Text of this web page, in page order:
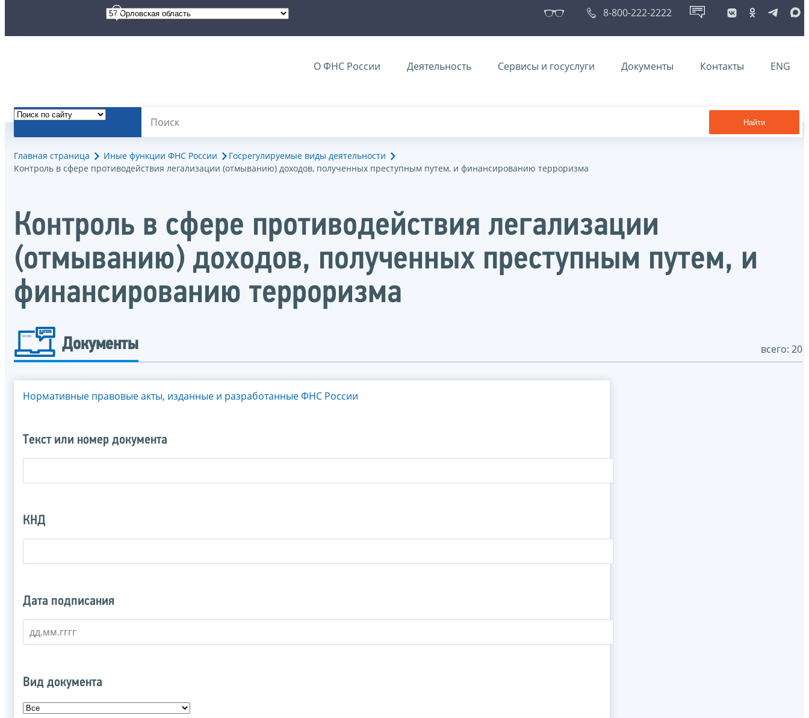
8-800-222-2222
О ФНС России Деятельность Сервисы и госуслуги Документы Контакты ENG
Найти
Главная страница Иные функции ФНС России
Госрегулируемые виды деятельности
Контроль в сфере противодействия легализации (отмыванию) доходов, полученных преступным путем, и финансированию терроризма
Контроль в сфере противодействия легализации
(отмыванию) доходов, полученных преступным путем, и
финансированию терроризма
Документы всего: 20
Нормативные правовые акты, изданные и разработанные ФНС России
Текст или номер документа
КНД
Дата подписания
Вид документа